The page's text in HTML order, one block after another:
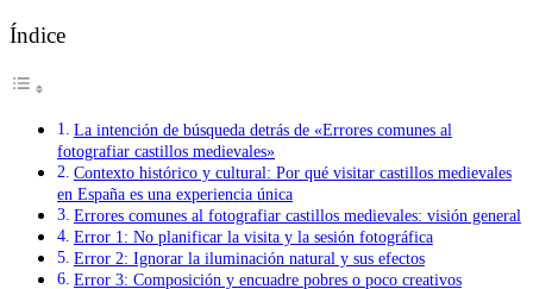
Índice
La intención de búsqueda detrás de «Errores comunes al
fotografiar castillos medievales»
Contexto histórico y cultural: Por qué visitar castillos medievales
en España es una experiencia única
Errores comunes al fotografiar castillos medievales: visión general
Error 1: No planificar la visita y la sesión fotográfica
Error 2: Ignorar la iluminación natural y sus efectos
Error 3: Composición y encuadre pobres o poco creativos